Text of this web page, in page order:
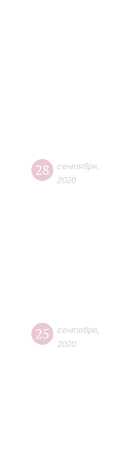
28 сентября
2020
25 сентября
2020